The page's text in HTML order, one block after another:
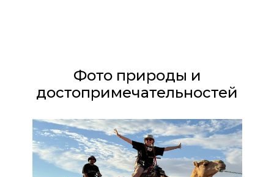
Фото природы и
достопримечательностей